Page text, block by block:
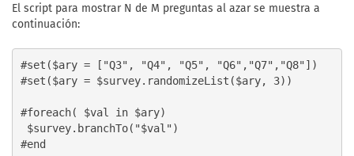
El script para mostrar N de M preguntas al azar se muestra a
continuación:
#set($ary = ["Q3", "Q4", "Q5", "Q6","Q7","Q8"])
#set($ary = $survey.randomizeList($ary, 3))
#foreach( $val in $ary)
$survey.branchTo("$val")